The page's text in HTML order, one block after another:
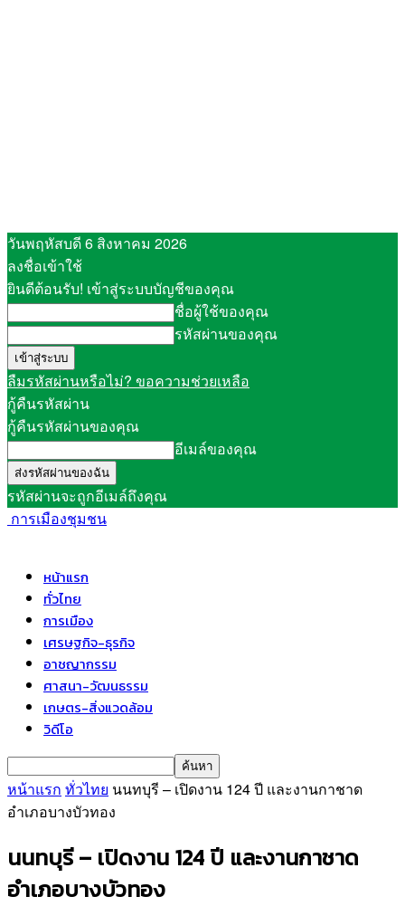
วันพฤหัสบดี 6 สิงหาคม 2026
ลงชื่อเข้าใช้
ยินดีต้อนรับ! เข้าสู่ระบบบัญชีของคุณ
ชื่อผู้ใช้ของคุณ
รหัสผ่านของคุณ
ลืมรหัสผ่านหรือไม่? ขอความช่วยเหลือ
กู้คืนรหัสผ่าน
กู้คืนรหัสผ่านของคุณ
อีเมล์ของคุณ
รหัสผ่านจะถูกอีเมล์ถึงคุณ
การเมืองชุมชน
หน้าแรก
ทั่วไทย
การเมือง
เศรษฐกิจ-ธุรกิจ
อาชญากรรม
ศาสนา-วัฒนธรรม
เกษตร-สิ่งแวดล้อม
วิดีโอ
หน้าแรก ทั่วไทย นนทบุรี – เปิดงาน 124 ปี และงานกาชาด
อำเภอบางบัวทอง
นนทบุรี – เปิดงาน 124 ปี และงานกาชาด
อำเภอบางบัวทอง